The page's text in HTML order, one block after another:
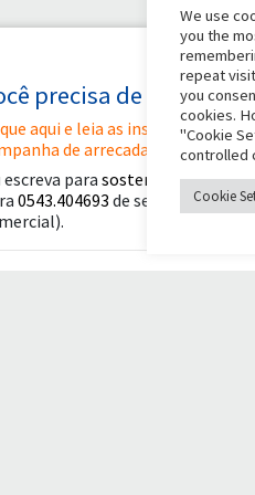
precisa de alguma
aqui e leia as instruções para
de arrecadação de fundos
escreva para
0543.404693 de segunda a
We use
you the
repeat
you
cookies.
"Cookie
controlled
Cookie